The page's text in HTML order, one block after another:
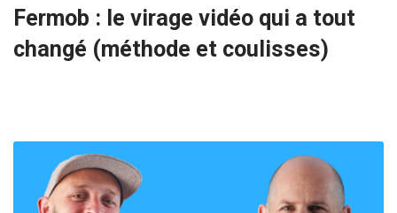
Fermob : le virage vidéo qui a tout
changé (méthode et coulisses)